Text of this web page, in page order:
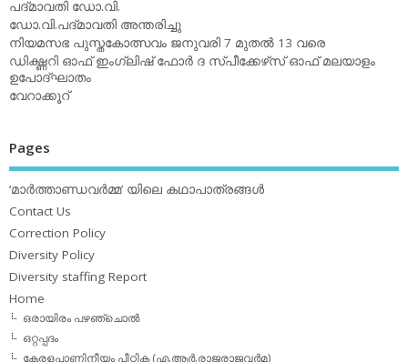
പദ്മാവതി ഡോ.വി.
ഡോ.വി.പദ്മാവതി അന്തരിച്ചു
നിയമസഭ പുസ്തകോത്സവം ജനുവരി 7 മുതല്‍ 13 വരെ
ഡിക്ഷ്ണറി ഓഫ് ഇംഗ്ലിഷ് ഫോര്‍ ദ സ്പീക്കേഴ്‌സ് ഓഫ് മലയാളം
ഉപോദ്ഘാതം
വേറാക്കൂറ്
Pages
‘മാര്‍ത്താണ്ഡവര്‍മ്മ’ യിലെ കഥാപാത്രങ്ങള്‍
Contact Us
Correction Policy
Diversity Policy
Diversity staffing Report
Home
ഒരായിരം പഴഞ്ചൊല്‍
ഒറ്റപ്പദം
കേരളപാണിനീയം പീഠിക (എ.ആര്‍.രാജരാജവര്‍മ)